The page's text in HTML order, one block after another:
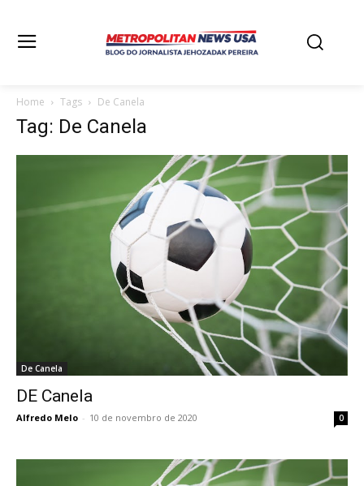
Home Tags De Canela
Tag: De Canela
De Canela
DE Canela
Alfredo Melo - 10 de novembro de 2020 0